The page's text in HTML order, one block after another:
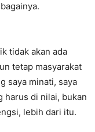
tidak akan ada
tetap masyarakat
saya minati, saya
harus di nilai, bukan
lebih dari itu.